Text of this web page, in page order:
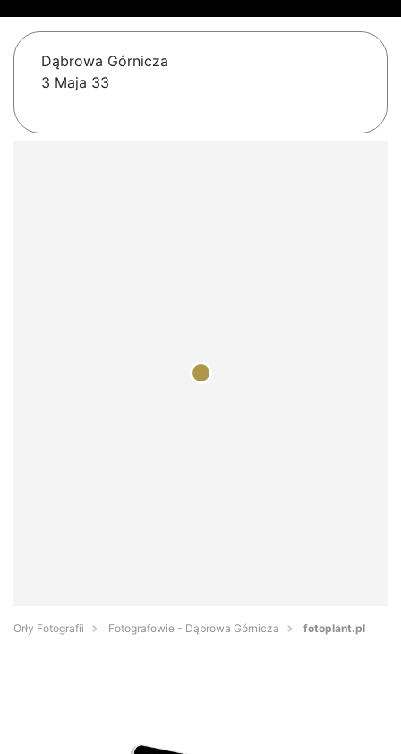
Dąbrowa Górnicza
3 Maja 33
Orły Fotografii Fotografowie - Dąbrowa Górnicza fotoplant.pl